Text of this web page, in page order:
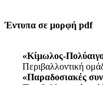
Έντυπα σε μορφή pdf
«Κίμωλος-
Περιβαλλοντική
«Παραδοσιακές